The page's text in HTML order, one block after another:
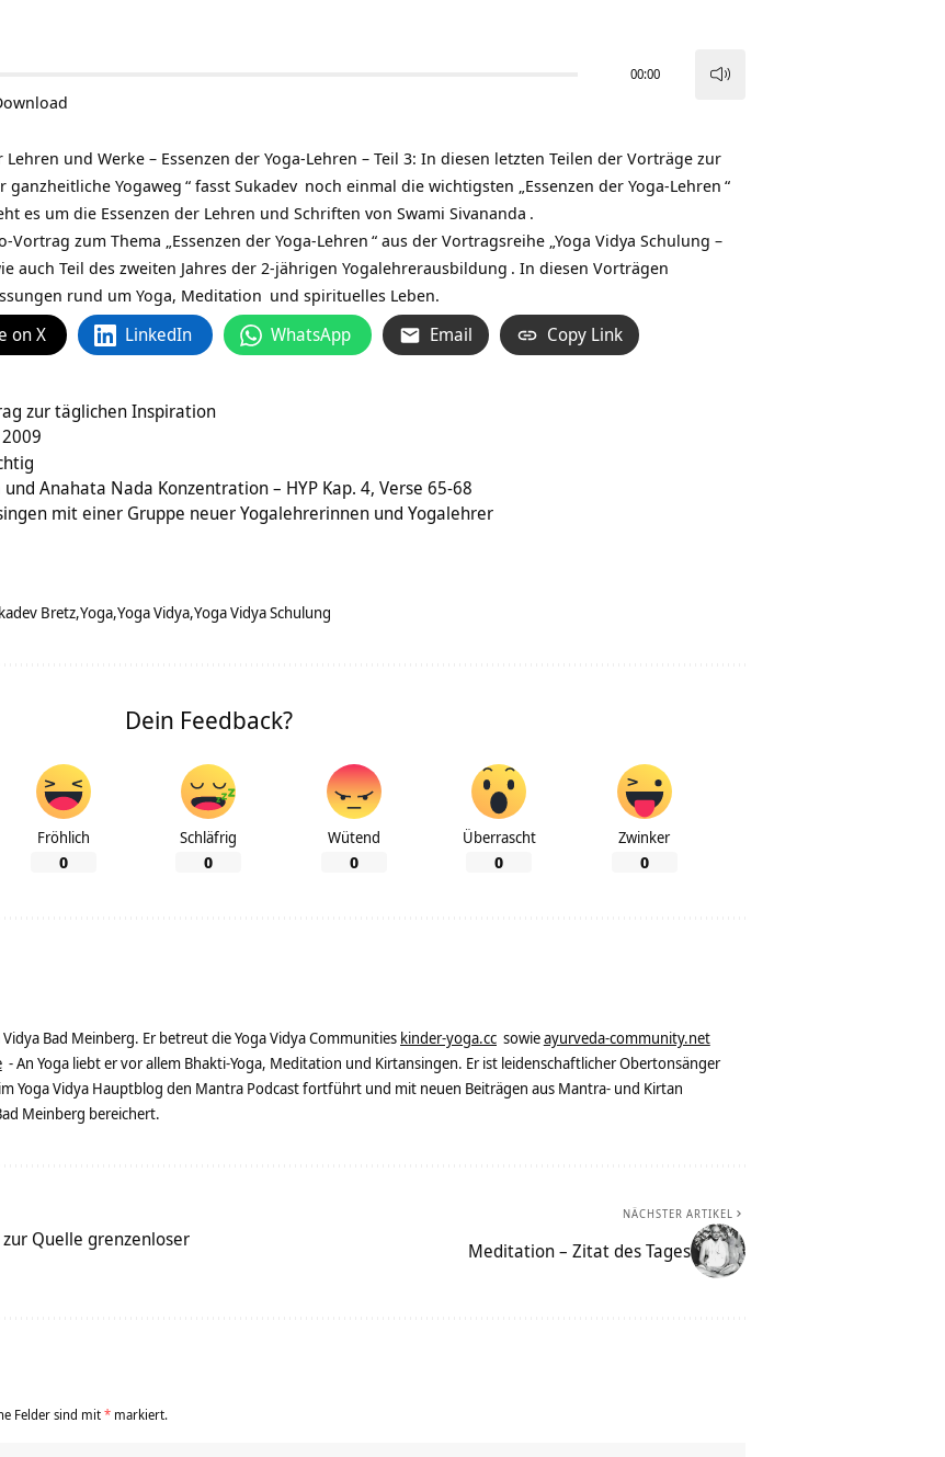
00:00
Lehren und Werke – Essenzen der Yoga-Lehren – Teil 3: In diesen letzten Teilen der Vorträge zur
ganzheitliche Yogaweg “ fasst Sukadev noch einmal die wichtigsten „Essenzen der Yoga-Lehren “
es um die Essenzen der Lehren und Schriften von Swami Sivananda .
Vortrag zum Thema „Essenzen derYoga-Lehren “ aus der Vortragsreihe „Yoga Vidya Schulung –
auch Teil des zweiten Jahres der 2-jährigen Yogalehrerausbildung . In diesen Vorträgen
rund um Yoga, Meditation und spirituelles Leben.
on X LinkedIn WhatsApp Email Copy Link
zur täglichen Inspiration
Anahata Nada Konzentration – HYP Kap. 4, Verse 65-68
mit einer Gruppe neuer Yogalehrerinnen und Yogalehrer
Bretz Yoga Yoga Vidya Yoga Vidya Schulung
Dein Feedback?
Fröhlich
0
Schläfrig
0
Wütend
0
Überrascht
0
Zwinker
0
Bad Meinberg. Er betreut die Yoga Vidya Communities kinder-yoga.cc sowieayurveda-community.net
- An Yoga liebt er vor allem Bhakti-Yoga, Meditation und Kirtansingen. Er ist leidenschaftlicher Obertonsänger
Yoga Vidya Hauptblog den Mantra Podcast fortführt und mit neuen Beiträgen aus Mantra- und Kirtan
Meinberg bereichert.
Quelle grenzenloser
NÄCHSTER ARTIKEL
Meditation – Zitat des Tages
Felder sind mit* markiert.